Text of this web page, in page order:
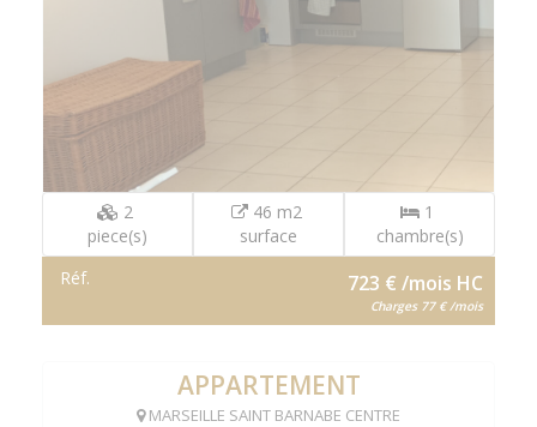
2
piece(s)
46 m2
surface
1
chambre(s)
Réf.
723 € /mois HC
Charges 77 € /mois
APPARTEMENT
MARSEILLE SAINT BARNABE CENTRE